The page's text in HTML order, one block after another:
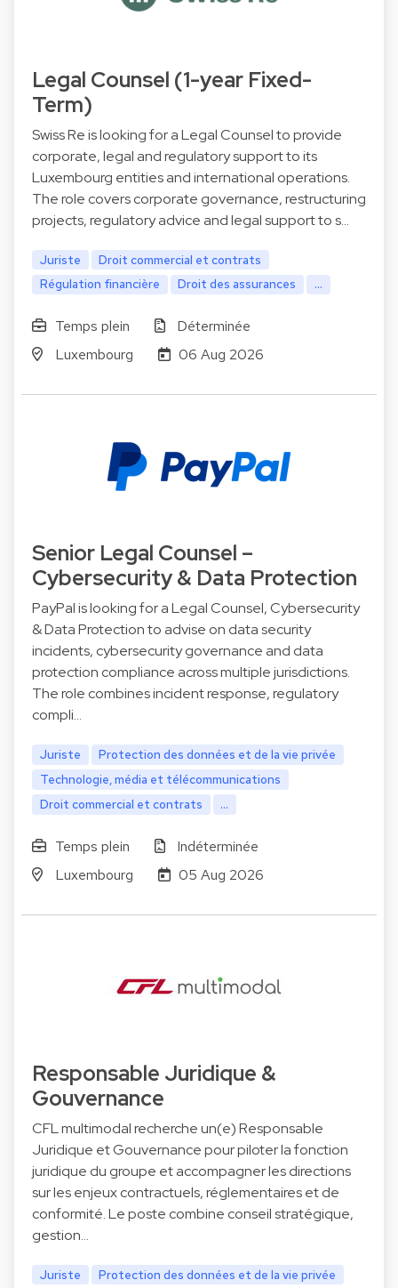
Legal Counsel (1-year Fixed-
Term)
Swiss Re is looking for a Legal Counsel to provide
corporate, legal and regulatory support to its
Luxembourg entities and international operations.
The role covers corporate governance, restructuring
projects, regulatory advice and legal support to s…
Juriste
Droit commercial et contrats
Régulation financière
Droit des assurances ...
Temps plein
Déterminée
Luxembourg
06 Aug 2026
Senior Legal Counsel –
Cybersecurity & Data Protection
PayPal is looking for a Legal Counsel, Cybersecurity
& Data Protection to advise on data security
incidents, cybersecurity governance and data
protection compliance across multiple jurisdictions.
The role combines incident response, regulatory
compli…
Juriste
Protection des données et de la vie privée
Technologie, média et télécommunications
Droit commercial et contrats
...
Temps plein
Indéterminée
Luxembourg
05 Aug 2026
Responsable Juridique &
Gouvernance
CFL multimodal recherche un(e) Responsable
Juridique et Gouvernance pour piloter la fonction
juridique du groupe et accompagner les directions
sur les enjeux contractuels, réglementaires et de
conformité. Le poste combine conseil stratégique,
gestion…
Juriste
Protection des données et de la vie privée